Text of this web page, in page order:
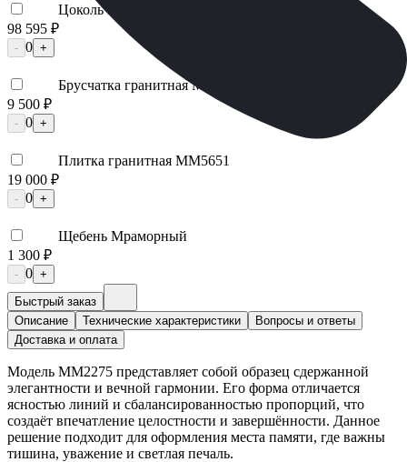
Цоколь ММ5206
98 595 ₽
- 0 +
Брусчатка гранитная ММ5658
9 500 ₽
- 0 +
Плитка гранитная ММ5651
19 000 ₽
- 0 +
Щебень Мраморный
1 300 ₽
- 0 +
Быстрый заказ
Описание
Технические характеристики
Вопросы и ответы
Доставка и оплата
Модель ММ2275 представляет собой образец сдержанной
элегантности и вечной гармонии. Его форма отличается
ясностью линий и сбалансированностью пропорций, что
создаёт впечатление целостности и завершённости. Данное
решение подходит для оформления места памяти, где важны
тишина, уважение и светлая печаль.